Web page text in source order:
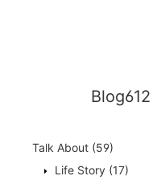
Blog612
Talk About (59)
Life Story (17)